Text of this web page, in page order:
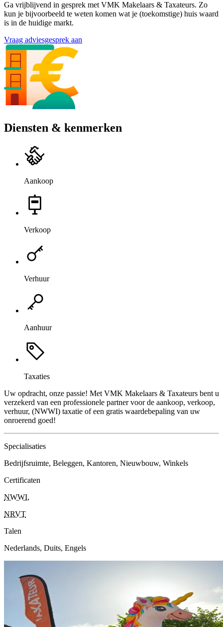
Ga vrijblijvend in gesprek met VMK Makelaars & Taxateurs. Zo
kun je bijvoorbeeld te weten komen wat je (toekomstige) huis waard
is in de huidige markt.
Vraag adviesgesprek aan
Diensten & kenmerken
Aankoop
Verkoop
Verhuur
Aanhuur
Taxaties
Uw opdracht, onze passie! Met VMK Makelaars & Taxateurs bent u
verzekerd van een professionele partner voor de aankoop, verkoop,
verhuur, (NWWI) taxatie of een gratis waardebepaling van uw
onroerend goed!
Specialisaties
Bedrijfsruimte, Beleggen, Kantoren, Nieuwbouw, Winkels
Certificaten
NWWI,
NRVT
Talen
Nederlands, Duits, Engels